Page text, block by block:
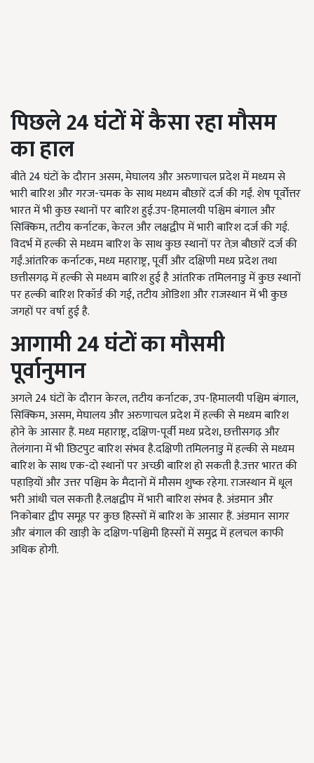
पिछले 24घंटोंमेंकैसारहामौसम
का हाल
बीते 24 घंटों के दौरान असम, मेघालय और अरुणाचल प्रदेश में मध्यम से
भारी बारिश और गरज-चमक के साथ मध्यम बौछारें दर्ज की गईं. शेष पूर्वोत्तर
भारत में भी कुछ स्थानों पर बारिश हुई.उप-हिमालयी पश्चिम बंगाल और
सिक्किम, तटीय कर्नाटक, केरल और लक्षद्वीप में भारी बारिश दर्ज की गई.
विदर्भमें हल्की से मध्यम बारिश के साथ कुछ स्थानों पर तेज़ बौछारें दर्ज की
गईं.आंतरिक कर्नाटक, मध्य महाराष्ट्र, पूर्वी और दक्षिणी मध्य प्रदेश तथा
छत्तीसगढ़ में हल्की से मध्यम बारिश हुई है आंतरिक तमिलनाडु में कुछ स्थानों
पर हल्की बारिश रिकॉर्ड की गई, तटीय ओडिशा और राजस्थान में भी कुछ
जगहों पर वर्षा हुई है.
आगामी 24घंटोंकामौसमी
पूर्वानुमान
अगले 24 घंटों के दौरान केरल, तटीय कर्नाटक, उप-हिमालयी पश्चिम बंगाल,
सिक्किम, असम, मेघालय और अरुणाचल प्रदेश में हल्की से मध्यम बारिश
होने के आसार हैं.मध्यमहाराष्ट्र, दक्षिण-पूर्वी मध्य प्रदेश, छत्तीसगढ़ और
तेलंगाना में भी छिटपुट बारिश संभव है.दक्षिणी तमिलनाडु में हल्की से मध्यम
बारिश के साथ एक-दो स्थानों पर अच्छी बारिश हो सकती है.उत्तर भारत की
पहाड़ियों और उत्तर पश्चिम के मैदानों में मौसम शुष्क रहेगा. राजस्थान में धूल
भरी आंधी चल सकती है.लक्षद्वीप में भारी बारिश संभव है.अंडमानऔर
निकोबार द्वीप समूह पर कुछ हिस्सों में बारिश के आसार हैं.अंडमानसागर
और बंगाल की खाड़ी के दक्षिण-पश्चिमी हिस्सों में समुद्र में हलचल काफी
अधिक होगी.